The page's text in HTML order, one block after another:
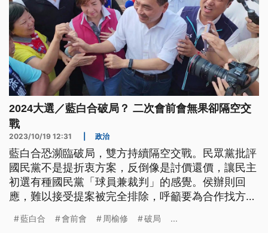
2024大選／藍白合破局？ 二次會前會無果卻隔空交
戰
2023/10/19 12:31 政治
藍白合恐瀕臨破局，雙方持續隔空交戰。民眾黨批評
國民黨不是提折衷方案，反倒像是討價還價，讓民主
初選有種國民黨「球員兼裁判」的感覺。侯辦則回
應，難以接受提案被完全排除，呼籲要為合作找方
淨零轉型五大策略，強調要讓產業更有競爭力，政府
藍白合 會前會 周榆修 破局 ...